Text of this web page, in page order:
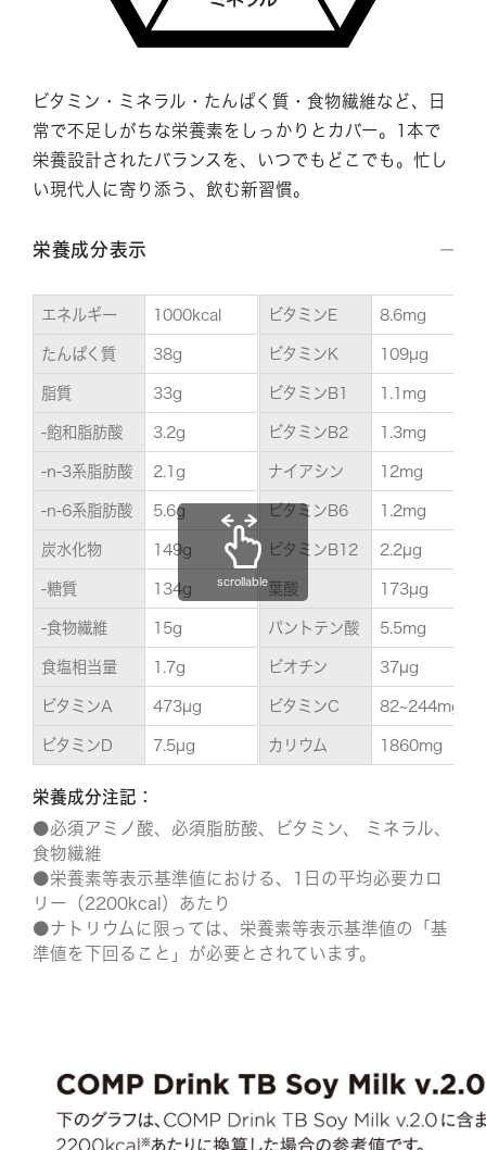
ビタミン・ミネラル・たんぱく質・食物繊維など、日
常で不足しがちな栄養素をしっかりとカバー。1本で
栄養設計されたバランスを、いつでもどこでも。忙し
い現代人に寄り添う、飲む新習慣。
栄養成分表示
エネルギー 1000kcal
たんぱく質 38g
脂質 33g
-飽和脂肪酸 3.2g
-n-3系脂肪酸 2.1g
-n-6系脂肪酸 5.6g
炭水化物 149g
-糖質 134g
-食物繊維 15g
食塩相当量 1.7g
ビタミンA 473µg
ビタミンD 7.5µg
ビタミンE 8.6mg
ビタミンK 109µg
ビタミンB1 1.1mg
ビタミンB2 1.3mg
ナイアシン 12mg
ビタミンB6 1.2mg
ビタミンB12 2.2µg
葉酸 173µg
パントテン酸 5.5mg
ビオチン 37µg
ビタミンC 82~244mg
カリウム 1860mg
scrollable
栄養成分注記：
●必須アミノ酸、必須脂肪酸、ビタミン、 ミネラル、
食物繊維
●栄養素等表示基準値における、1日の平均必要カロ
リー（2200kcal）あたり
●ナトリウムに限っては、栄養素等表示基準値の「基
準値を下回ること」が必要とされています。